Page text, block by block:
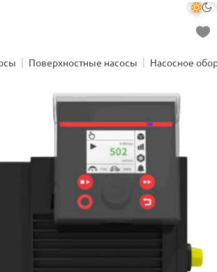
Поверхностные насосы Насосное